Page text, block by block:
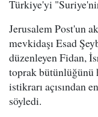
Türkiye'yi
Jerusalem Post'un
mevkidaşı Esad
düzenleyen Fidan,
toprak bütünlüğünü
istikrarı açısından
söyledi.